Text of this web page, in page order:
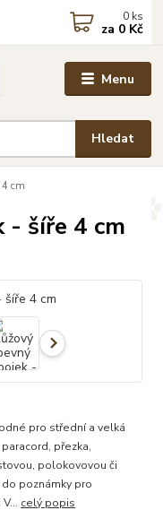
Menu
Hledat
0 ks
za 0 Kč
4 cm
- šíře 4 cm
pro střední a velká
přezka,
polokovovou či
poznámky pro
celý popis